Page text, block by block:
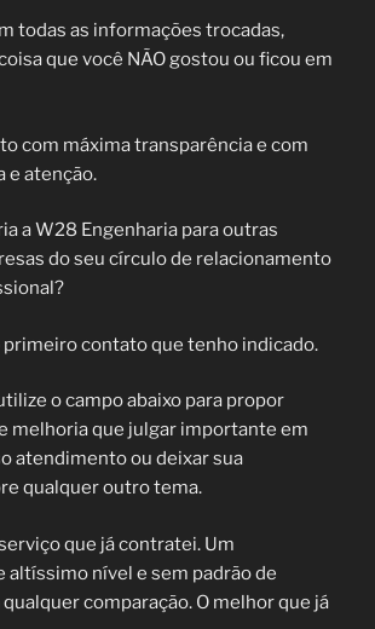
todas as informações trocadas,
que você NÃO gostou ou ficou em
com máxima transparência e com
e atenção.
a W28 Engenharia para outras
do seu círculo de relacionamento
primeiro contato que tenho indicado.
o campo abaixo para propor
melhoria que julgar importante em
atendimento ou deixar sua
qualquer outro tema.
que já contratei. Um
altíssimo nível e sem padrão de
comparação. O melhor que já